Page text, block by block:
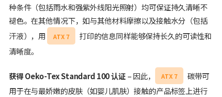
种条件（包括雨水和强紫外线阳光照射）均可保证持久清晰不
褪色。在其他情况下，如与其他材料摩擦以及接触水分（包括
汗液），用
ATX 7
打印的信息同样能够保持长久的可读性和
清晰度。
获得 Oeko-Tex Standard 100认证 – 因此， ATX 7
碳带可
用于在与最娇嫩的皮肤（如婴儿肌肤）接触的产品标签上进行